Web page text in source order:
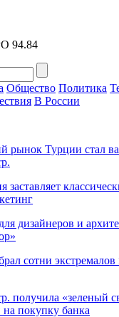
94.84
Общество Политика
В России
рынок Турции стал
дизайнеров и
сотни экстремалов
получила «зеленый
на покупку банка